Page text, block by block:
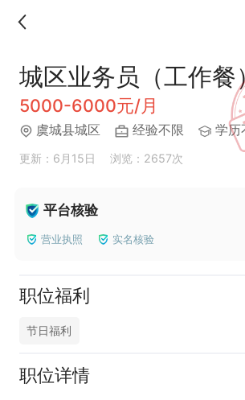
城区业务员（工作餐
5000-6000元/月
虞城县城区 经验不限 学历
更新：6月15日 浏览：2657次
平台核验
营业执照 实名核验
职位福利
节日福利
职位详情